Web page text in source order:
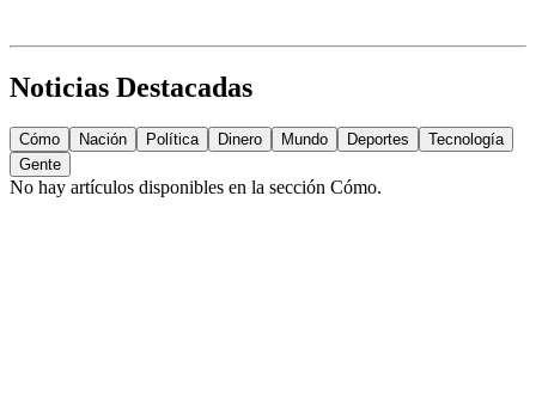
Noticias Destacadas
Cómo Nación Política Dinero Mundo Deportes
Tecnología
Gente
No hay artículos disponibles en la sección Cómo.